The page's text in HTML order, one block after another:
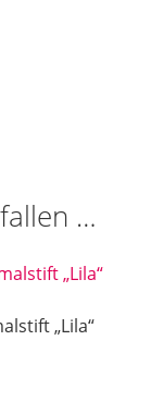
…
„Lila“